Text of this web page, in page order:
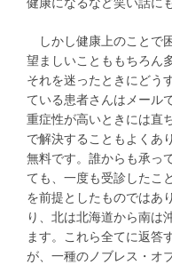
健康になるなど笑い話に
しかし健康上のことで
望ましいことももちろん
それを迷ったときにどう
ている患者さんはメール
重症性が高いときには直
で解決することもよくあ
無料です。誰からも承っ
ても、一度も受診したこ
を前提としたものではあ
り、北は北海道から南は
ます。これら全てに返答
が、一種のノブレス・オ